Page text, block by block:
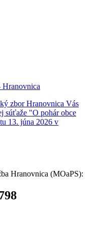
Hranovnica
zbor Hranovnica Vás
súťaže "O pohár obce
13. júna 2026 v
Hranovnica (MOaPS):